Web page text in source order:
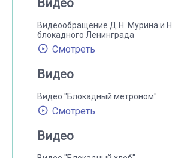
Видео
Видеообращение Д.Н. Мурина и Н.
блокадного Ленинграда
Смотреть
Видео
Видео "Блокадный метроном"
Смотреть
Видео